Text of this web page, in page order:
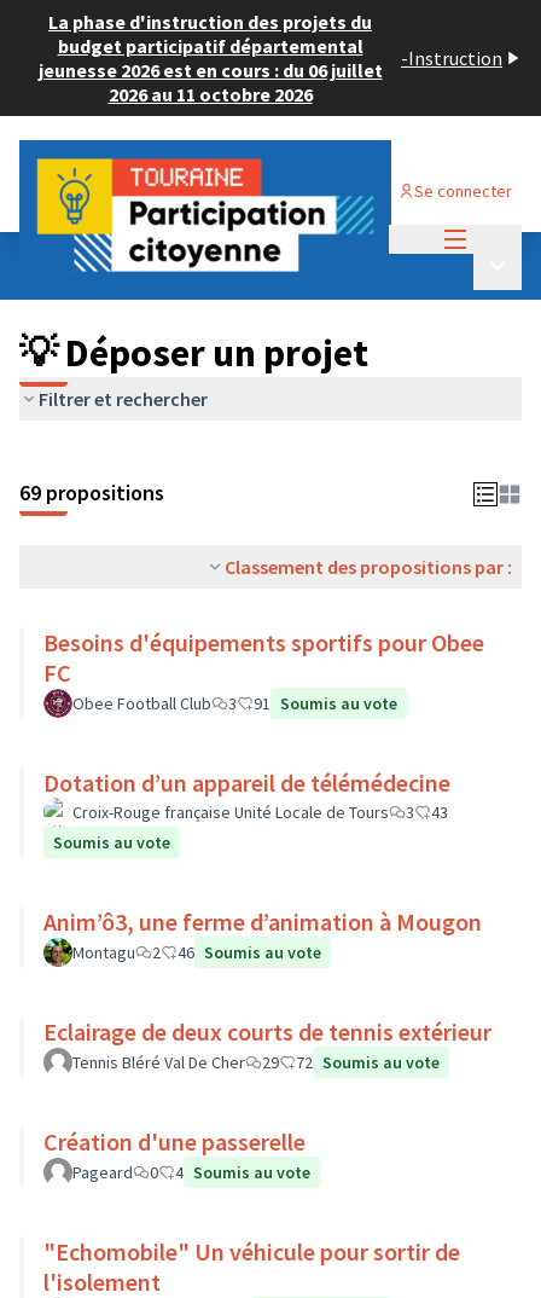
La phase d'instruction des projets du
budget participatif départemental
jeunesse 2026 est en cours : du 06 juillet
2026 au 11 octobre 2026
-Instruction
Se connecter
Budget Participatif ADULTE 2024
💡 Déposer un projet
💡 Déposer un projet
Filtrer et rechercher
69 propositions
Classement des propositions par :
Besoins d'équipements sportifs pour Obee
FC
Obee Football Club 3 91 Soumis au vote
Dotation d’un appareil de télémédecine
Croix-Rouge française Unité Locale de Tours 3
43
Soumis au vote
Anim’ô3, une ferme d’animation à Mougon
Montagu 2 46 Soumis au vote
Eclairage de deux courts de tennis extérieur
Tennis Bléré Val De Cher 29 72 Soumis au vote
Création d'une passerelle
Pageard 0 4 Soumis au vote
"Echomobile" Un véhicule pour sortir de
l'isolement